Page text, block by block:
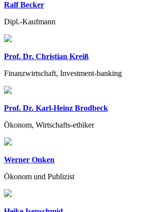
Ralf Becker
Dipl.-Kaufmann
Prof. Dr. Christian Kreiß
Finanzwirtschaft, Investment-banking
Prof. Dr. Karl-Heinz Brodbeck
Ökonom, Wirtschafts-ethiker
Werner Onken
Ökonom und Publizist